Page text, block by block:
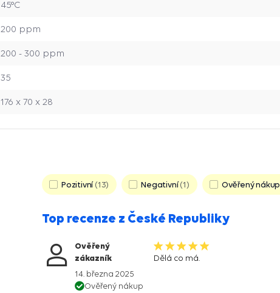
45°C
200 ppm
200 - 300 ppm
35
176 x 70 x 28
Pozitivní 13 Negativní 1 Ověřený nákup
Top recenze z České Republiky
Ověřený
zákazník
14. března 2025
Ověřený nákup
Dělá co má.